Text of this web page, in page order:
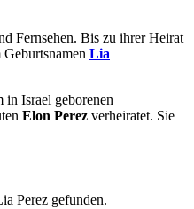
Fernsehen. Bis zu ihrer Heirat
Lia
in Israel geborenen
Elon Perez verheiratet. Sie
Perez gefunden.